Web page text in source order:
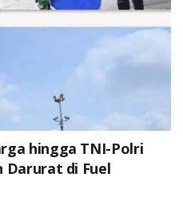
hingga TNI-Polri
Darurat di Fuel